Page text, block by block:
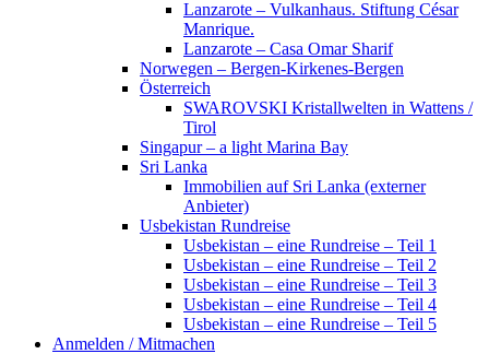
Lanzarote – Vulkanhaus. Stiftung César
Manrique.
Lanzarote – Casa Omar Sharif
Norwegen – Bergen-Kirkenes-Bergen
Österreich
SWAROVSKI Kristallwelten in Wattens /
Tirol
Singapur – a light Marina Bay
Sri Lanka
Immobilien auf Sri Lanka (externer
Anbieter)
Usbekistan Rundreise
Usbekistan – eine Rundreise – Teil 1
Usbekistan – eine Rundreise – Teil 2
Usbekistan – eine Rundreise – Teil 3
Usbekistan – eine Rundreise – Teil 4
Usbekistan – eine Rundreise – Teil 5
Anmelden / Mitmachen